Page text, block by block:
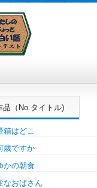
品（No.タイトル)
箱はどこ
歳ですか
かの朝食
なおばさん